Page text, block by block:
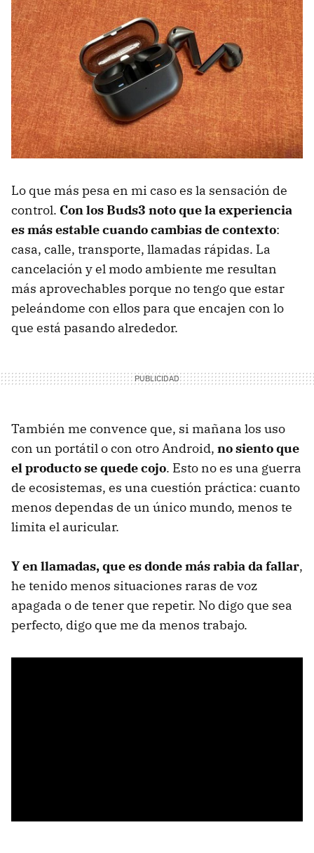
Lo que más pesa en mi caso es la sensación de
control. Con los Buds3 noto que la experiencia
es más estable cuando cambias de contexto:
casa, calle, transporte, llamadas rápidas. La
cancelación y el modo ambiente me resultan
más aprovechables porque no tengo que estar
peleándome con ellos para que encajen con lo
que está pasando alrededor.
También me convence que, si mañana los uso
con un portátil o con otro Android, no siento que
el producto se quede cojo. Esto no es una guerra
de ecosistemas, es una cuestión práctica: cuanto
menos dependas de un único mundo, menos te
limita el auricular.
Y en llamadas, que es donde más rabia da fallar,
he tenido menos situaciones raras de voz
apagada o de tener que repetir. No digo que sea
perfecto, digo que me da menos trabajo.